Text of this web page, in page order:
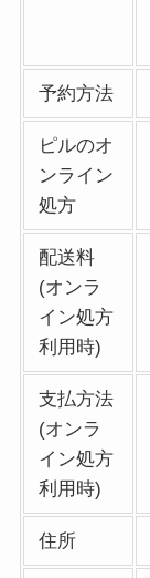
予約方法
ピルのオ
ンライン
処方
配送料
(オンラ
イン処方
利用時)
支払方法
(オンラ
イン処方
利用時)
住所